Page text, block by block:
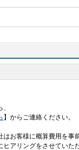
】からご連絡ください。
お客様に概算費用を事
アリングをさせていた